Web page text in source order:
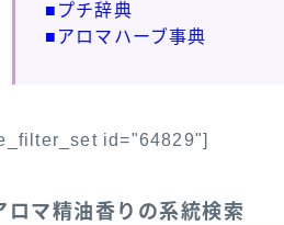
■プチ辞典
■アロマハーブ事典
id="64829"]
ロマ精油香りの系統検索